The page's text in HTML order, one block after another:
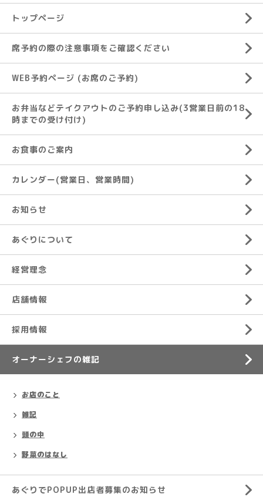
トップページ
席予約の際の注意事項をご確認ください
WEB予約ページ (お席のご予約)
お弁当などテイクアウトのご予約申し込み(3営業日前の18
時までの受け付け)
お食事のご案内
カレンダー(営業日、営業時間)
お知らせ
あぐりについて
経営理念
店舗情報
採用情報
オーナーシェフの雑記
お店のこと
雑記
頭の中
野菜のはなし
あぐりでPOPUP出店者募集のお知らせ